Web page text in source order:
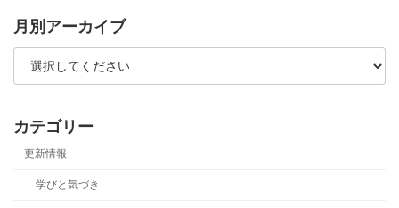
月別アーカイブ
カテゴリー
更新情報
学びと気づき